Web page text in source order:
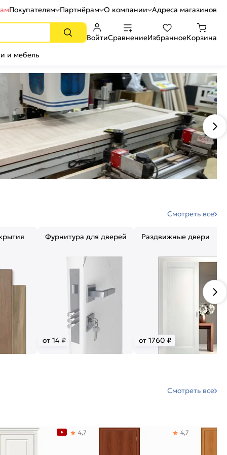
Покупателям Партнёрам О компании Адреса магазинов
ВойтиСравнениеИзбранноеКорзина
и мебель
Смотреть все
Фурнитура для дверей
от 14 ₽
Раздвижные двери
от 1760 ₽
Смотреть все
4,7 4,7